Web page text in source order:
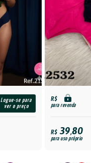
Logue-se para
ver o preço
R$
para revenda
R$39,80
para uso próprio